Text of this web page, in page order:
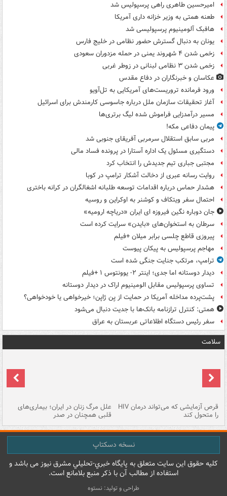
امیرحسین طاهری راهی پرسپولیس شد
طعنه همتی به وزیر خزانه داری آمریکا
هافبک آلومینیوم پرسپولیسی شد
یونان به دنبال گسترش حضور نظامی در خلیج فارس
زخمی شدن ۴ شهروند یمنی در حمله مزدوران سعودی
زخمی شدن ۳ نظامی لبنانی در زوطر غربی
عکاسان و خبرنگاران در دفاع مقدس
ورود فرمانده تروریست‌های آمریکایی به تل‌آویو
آغاز تحقیقات سازمان ملل درباره جاسوسی کارمندش برای اسرائیل
مسیر درآمدزایی فراموش شده لیگ برتری‌ها
پیمان دفاعی مکه!
مربی سابق استقلال سرمربی آفریقای جنوبی شد
دستگیری مسئول یک اداره آستارا در پرونده فساد مالی
مجتبی جباری تیم جدیدش را انتخاب کرد
روایت رسانه عبری از دخالت آشکار ترامپ در کوبا
هشدار حماس درباره اقدامات توسعه طلبانه اشغالگران در کرانه باختری
احتمال سفر ویتکاف و کوشنر به اوکراین و روسیه
جان دوباره نگین فیروزه ای ایران «دریاچه ارومیه»
سرطان به استخوان‌های «بایدن» سرایت کرده است
پیروزی قاطع چلسی برابر میلان +فیلم
مهاجم پرسپولیس به پیکان پیوست
ترامپ، مرتکب جنایت جنگی شده است
دیدار دوستانه اما جدی؛ اینتر ۲- یوونتوس ۱ +فیلم
تساوی پرسپولیس مقابل الومینیوم اراک در دیدار دوستانه
پشت‌پرده مداخله آمریکا در حمایت از یِن ژاپن؛ خیرخواهی یا خودخواهی؟
همتی: کنترل ترازنامه بانک‌ها با جدیت دنبال می‌شود
سفر رئیس دستگاه اطلاعاتی عربستان به عراق
سلامت
قرص آزمایشی که می‌تواند درمان HIV
را متحول کند
علل مرگ زنان در ایران؛ بیماری‌های
قلبی همچنان در صدر
نسخه دسکتاپ
کليه حقوق اين سايت متعلق به پایگاه خبري-تحليلي مشرق نيوز می باشد و
استفاده از مطالب آن با ذکر منبع بلامانع است.
طراحی و تولید: نستوه